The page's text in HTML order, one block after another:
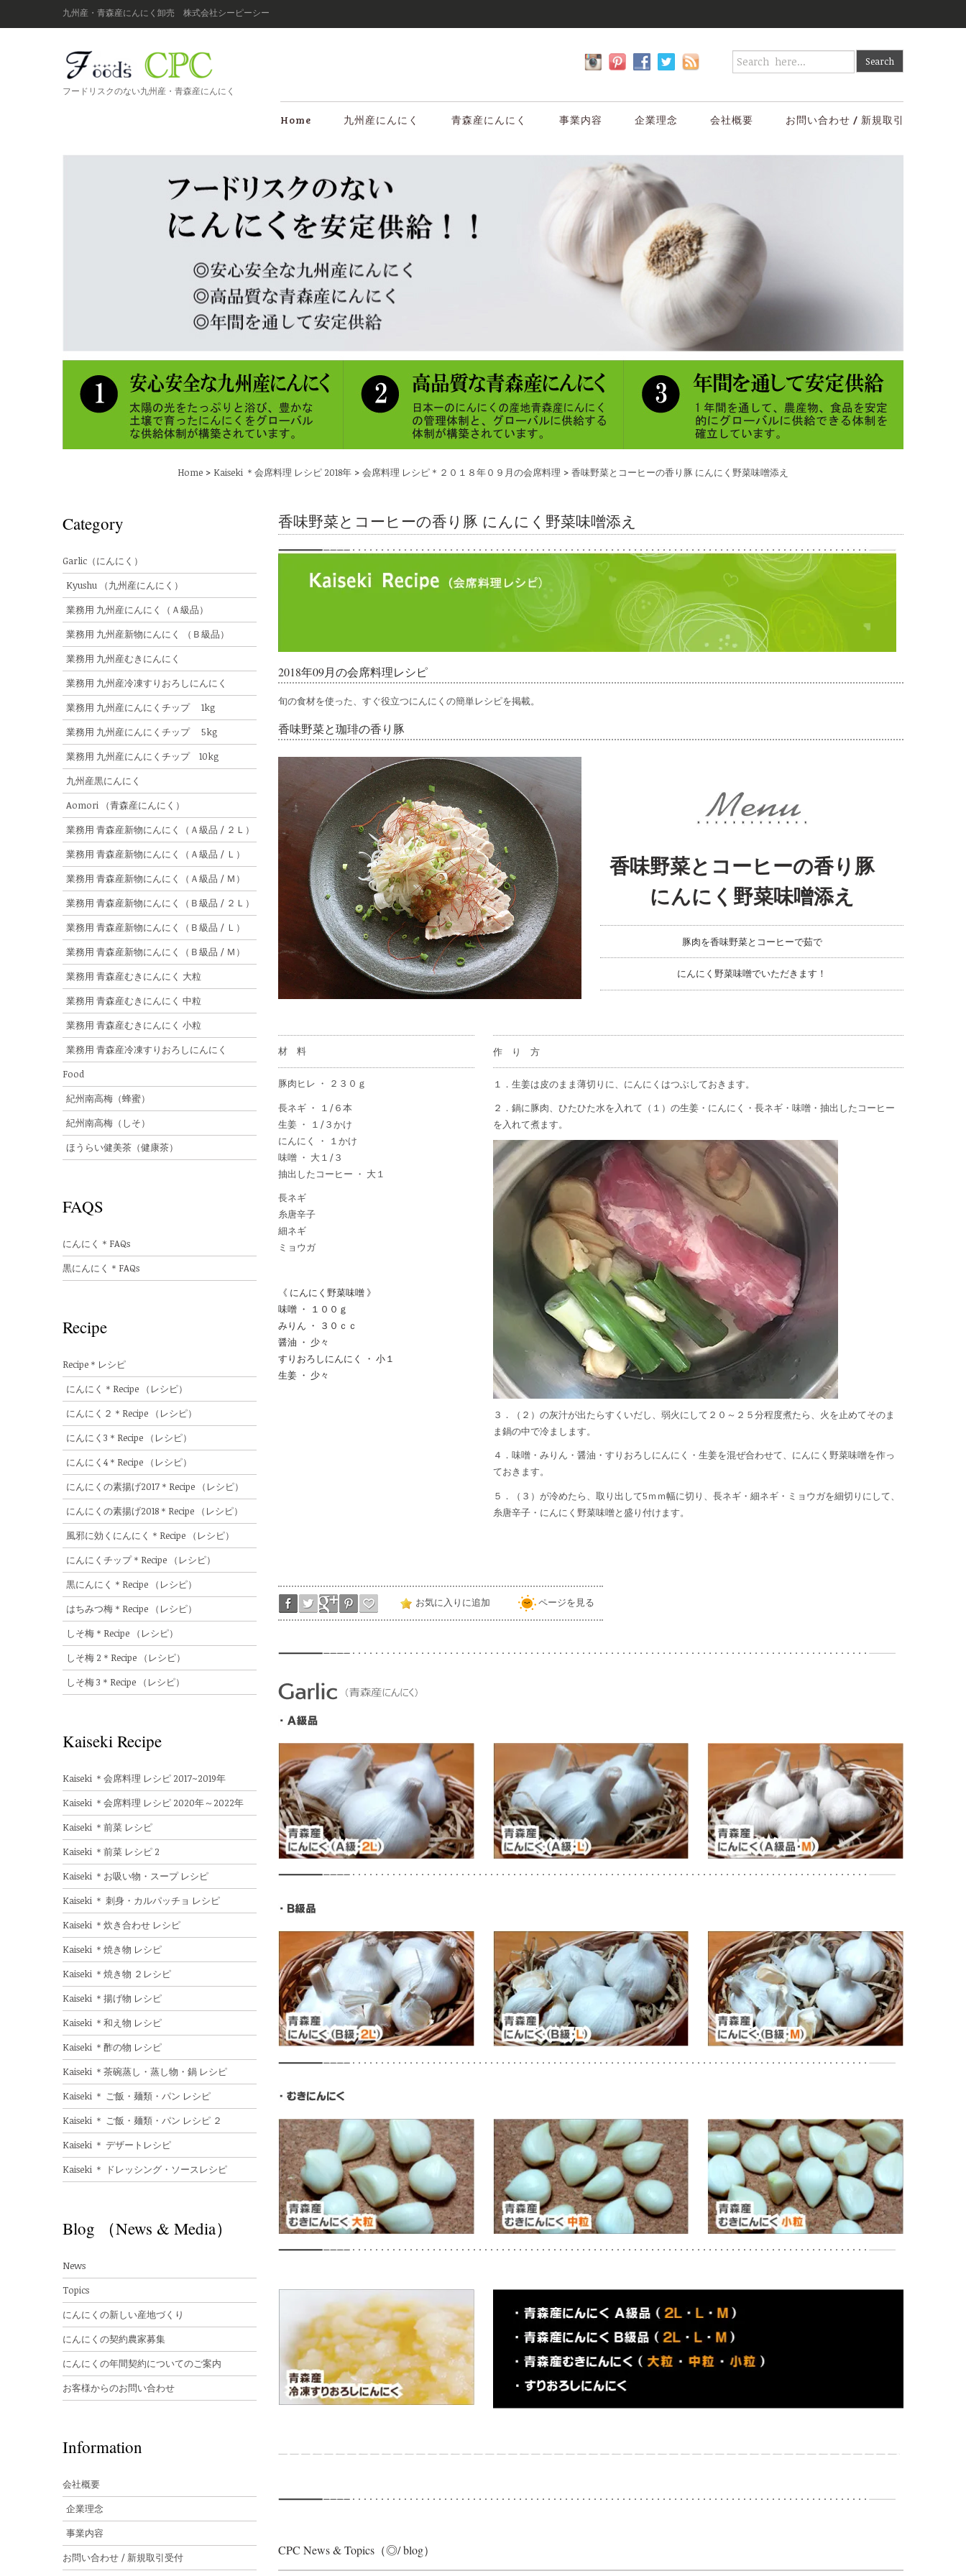
九州産・青森産にんにく卸売 株式会社シーピーシー
フードリスクのない九州産・青森産にんにく
Home 九州産にんにく 青森産にんにく 事業内容 企業理念 会社概要 お問い合わせ / 新規取引
Home > Kaiseki ＊会席料理 レシピ 2018年 > 会席料理 レシピ＊２０１８年０９月の会席料理 > 香味野菜とコーヒーの香り豚 にんにく野菜味噌添え
香味野菜とコーヒーの香り豚 にんにく野菜味噌添え
2018年09月の会席料理レシピ
旬の食材を使った、すぐ役立つにんにくの簡単レシピを掲載。
香味野菜と珈琲の香り豚
香味野菜とコーヒーの香り豚
にんにく野菜味噌添え
豚肉を香味野菜とコーヒーで茹で
にんにく野菜味噌でいただきます！
材 料
豚肉ヒレ ・ ２３０ｇ
長ネギ ・ １/６本
生姜 ・ １/３かけ
にんにく ・ １かけ
味噌 ・ 大１/３
抽出したコーヒー ・ 大１
長ネギ
糸唐辛子
細ネギ
ミョウガ
《 にんにく野菜味噌 》
味噌 ・ １００ｇ
みりん ・ ３０ｃｃ
醤油 ・ 少々
すりおろしにんにく ・ 小１
生姜 ・ 少々
作 り 方
１．生姜は皮のまま薄切りに、にんにくはつぶしておきます。
２．鍋に豚肉、ひたひた水を入れて（１）の生姜・にんにく・長ネギ・味噌・抽出したコーヒー
を入れて煮ます。
３．（２）の灰汁が出たらすくいだし、弱火にして２０～２５分程度煮たら、火を止めてそのま
ま鍋の中で冷まします。
４．味噌・みりん・醤油・すりおろしにんにく・生姜を混ぜ合わせて、にんにく野菜味噌を作っ
ておきます。
５．（３）が冷めたら、取り出して5ｍｍ幅に切り、長ネギ・細ネギ・ミョウガを細切りにして、
糸唐辛子・にんにく野菜味噌と盛り付けます。
お気に入りに追加 ページを見る
CPC News & Topics（◎/ blog）
Category
Garlic（にんにく）
Kyushu （九州産にんにく）
業務用 九州産にんにく（Ａ級品）
業務用 九州産新物にんにく （Ｂ級品）
業務用 九州産むきにんにく
業務用 九州産冷凍すりおろしにんにく
業務用 九州産にんにくチップ 1kg
業務用 九州産にんにくチップ 5kg
業務用 九州産にんにくチップ 10kg
九州産黒にんにく
Aomori （青森産にんにく）
業務用 青森産新物にんにく（Ａ級品 / ２Ｌ）
業務用 青森産新物にんにく（Ａ級品 / Ｌ）
業務用 青森産新物にんにく（Ａ級品 / Ｍ）
業務用 青森産新物にんにく（Ｂ級品 / ２Ｌ）
業務用 青森産新物にんにく（Ｂ級品 / Ｌ）
業務用 青森産新物にんにく（Ｂ級品 / Ｍ）
業務用 青森産むきにんにく 大粒
業務用 青森産むきにんにく 中粒
業務用 青森産むきにんにく 小粒
業務用 青森産冷凍すりおろしにんにく
Food
紀州南高梅（蜂蜜）
紀州南高梅（しそ）
ほうらい健美茶（健康茶）
FAQS
にんにく＊FAQs
黒にんにく＊FAQs
Recipe
Recipe＊レシピ
にんにく＊Recipe （レシピ）
にんにく２＊Recipe （レシピ）
にんにく3＊Recipe （レシピ）
にんにく4＊Recipe （レシピ）
にんにくの素揚げ2017＊Recipe （レシピ）
にんにくの素揚げ2018＊Recipe （レシピ）
風邪に効くにんにく＊Recipe （レシピ）
にんにくチップ＊Recipe （レシピ）
黒にんにく＊Recipe （レシピ）
はちみつ梅＊Recipe （レシピ）
しそ梅＊Recipe （レシピ）
しそ梅 2＊Recipe （レシピ）
しそ梅 3＊Recipe （レシピ）
Kaiseki Recipe
Kaiseki ＊会席料理 レシピ 2017~2019年
Kaiseki ＊会席料理 レシピ 2020年～2022年
Kaiseki ＊前菜 レシピ
Kaiseki ＊前菜 レシピ 2
Kaiseki ＊お吸い物・スープ レシピ
Kaiseki ＊ 刺身・カルパッチョ レシピ
Kaiseki ＊炊き合わせ レシピ
Kaiseki ＊焼き物 レシピ
Kaiseki ＊焼き物 ２レシピ
Kaiseki ＊揚げ物 レシピ
Kaiseki ＊和え物 レシピ
Kaiseki ＊酢の物 レシピ
Kaiseki ＊茶碗蒸し・蒸し物・鍋 レシピ
Kaiseki ＊ ご飯・麺類・パン レシピ
Kaiseki ＊ ご飯・麺類・パン レシピ ２
Kaiseki ＊ デザートレシピ
Kaiseki ＊ ドレッシング・ソースレシピ
Blog （News & Media）
News
Topics
にんにくの新しい産地づくり
にんにくの契約農家募集
にんにくの年間契約についてのご案内
お客様からのお問い合わせ
Information
会社概要
企業理念
事業内容
お問い合わせ / 新規取引受付